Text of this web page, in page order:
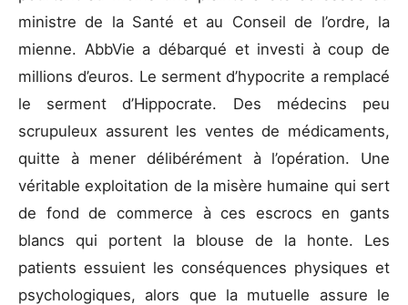
ministre de la Santé et au Conseil de l’ordre, la
mienne. AbbVie a débarqué et investi à coup de
millions d’euros. Le serment d’hypocrite a remplacé
le serment d’Hippocrate. Des médecins peu
scrupuleux assurent les ventes de médicaments,
quitte à mener délibérément à l’opération. Une
véritable exploitation de la misère humaine qui sert
de fond de commerce à ces escrocs en gants
blancs qui portent la blouse de la honte. Les
patients essuient les conséquences physiques et
psychologiques, alors que la mutuelle assure le